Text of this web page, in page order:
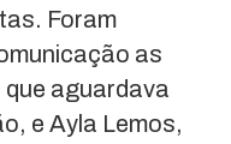
Foram
as
que aguardava
e Ayla Lemos,